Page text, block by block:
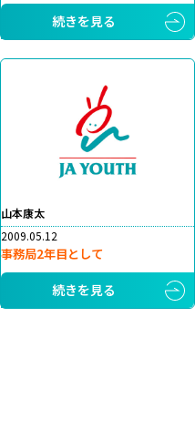
続きを見る
山本康太
2009.05.12
事務局2年目として
続きを見る